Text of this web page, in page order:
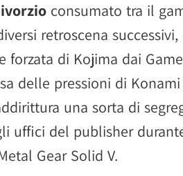
consumato tra il
retroscena
forzata di Kojima dai
delle pressioni di
una sorta di
uffici del publisher
Gear Solid V.